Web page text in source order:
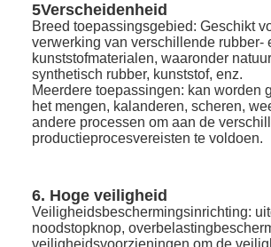
5Verscheidenheid
Breed toepassingsgebied: Geschikt
verwerking van verschillende rubber-
kunststofmaterialen, waaronder
synthetisch rubber, kunststof, enz.
Meerdere toepassingen: kan worden
het mengen, kalanderen, scheren,
andere processen om aan de
productieprocesvereisten te voldoen.
6. Hoge veiligheid
Veiligheidsbeschermingsinrichting:
noodstopknop,
veiligheidsvoorzieningen om de